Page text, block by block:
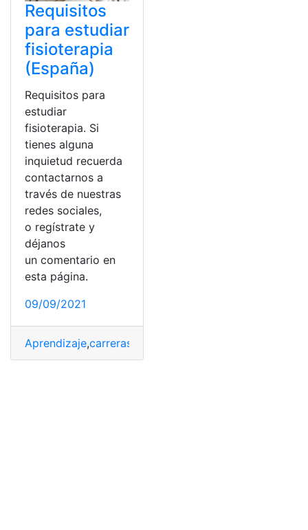
Requisitos
para estudiar
fisioterapia
(España)
Requisitos para
estudiar
fisioterapia. Si
tienes alguna
inquietud recuerda
contactarnos a
través de nuestras
redes sociales,
o regístrate y
déjanos
un comentario en
esta página.
09/09/2021
Aprendizaje,carreras